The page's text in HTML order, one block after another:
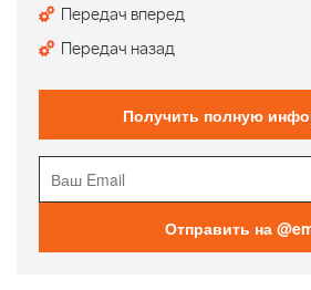
Передач вперед
Передач назад
Получить полную
Отправить на